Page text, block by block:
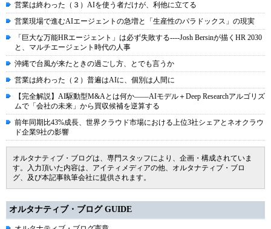
営業は終わった（３）AIを使う者だけが、利他に立てる
営業現場で進むAIエージェントの急増と「生産性のパラドックス」の現実
「巨大な万能HRエージェント」は必ず失敗する----Josh Bersinが描くHR 2030
と、マルチエージェント時代の人事
沖縄で台風が来たときの過ごし方、とでも言うか
営業は終わった（２）普遍はAIに、個別は人間に
【完全解説】AI駆動型M&Aとは何か――AIモデル＋Deep Researchアルゴリズ
ムで「会社の未来」から買収候補を逆算する
前年同期比43%成長、世界クラウド市場における上位3社シェアとネオクラウ
ド企業9社の影響
オルタナティブ・ブログは、専門スタッフにより、企画・構成されていま
す。入力頂いた内容は、アイティメディアの他、オルタナティブ・ブロ
グ、及び本記事執筆会社に提供されます。
オルタナティブ・ブログ GUIDE